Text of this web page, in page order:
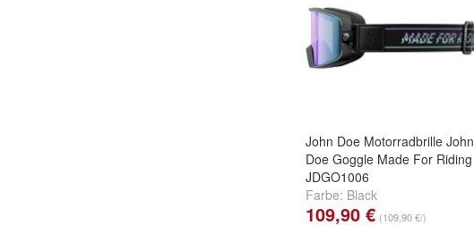
John Doe Motorradbrille John
Doe Goggle Made For Riding
JDGO1006
Farbe: Black
109,90 € (109,90 €/)